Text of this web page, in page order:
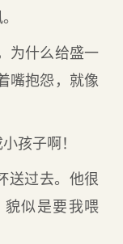
什么给盛一
嘴抱怨，就像
孩子啊！
过去。他很
似是要我喂